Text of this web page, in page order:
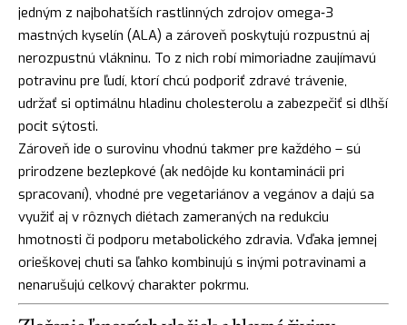
jedným z najbohatších rastlinných zdrojov omega‑3
mastných kyselín (ALA) a zároveň poskytujú rozpustnú aj
nerozpustnú vlákninu. To z nich robí mimoriadne zaujímavú
potravinu pre ľudí, ktorí chcú podporiť zdravé trávenie,
udržať si optimálnu hladinu cholesterolu a zabezpečiť si dlhší
pocit sýtosti.
Zároveň ide o surovinu vhodnú takmer pre každého – sú
prirodzene bezlepkové (ak nedôjde ku kontaminácii pri
spracovaní), vhodné pre vegetariánov a vegánov a dajú sa
využiť aj v rôznych diétach zameraných na redukciu
hmotnosti či podporu metabolického zdravia. Vďaka jemnej
orieškovej chuti sa ľahko kombinujú s inými potravinami a
nenarušujú celkový charakter pokrmu.